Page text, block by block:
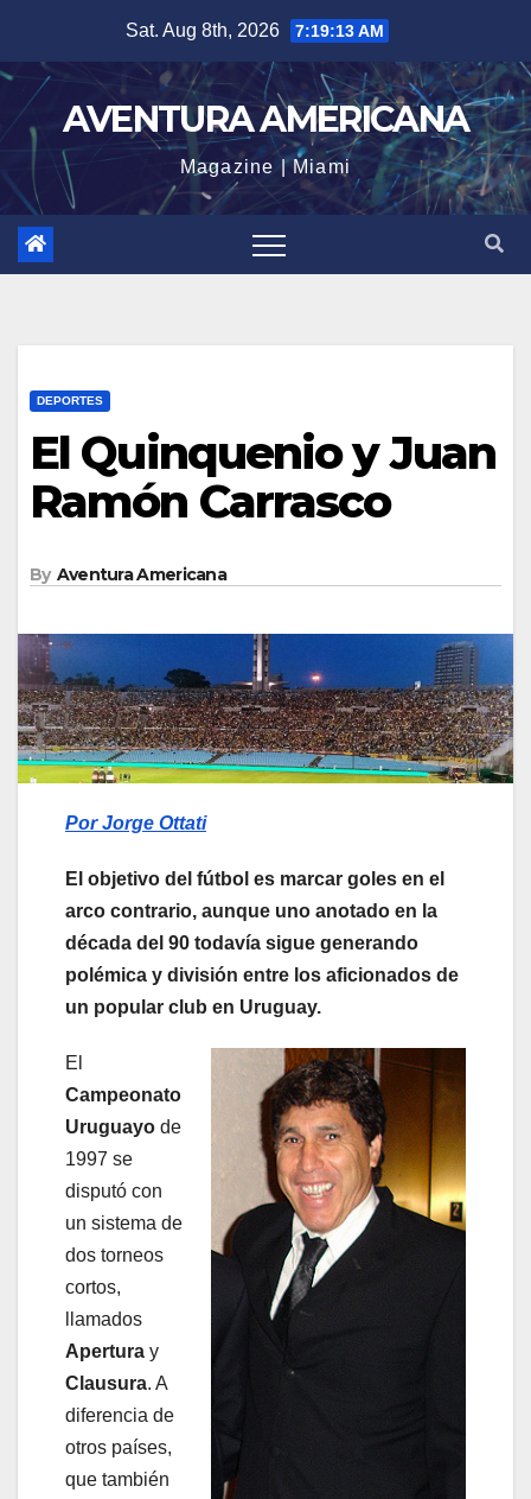
content
Sat. Aug 8th, 2026 7:19:14 AM
AVENTURA AMERICANA
Magazine | Miami
DEPORTES
El Quinquenio y Juan
Ramón Carrasco
By Aventura Americana
Por Jorge Ottati
El objetivo del fútbol es marcar goles en el
arco contrario, aunque uno anotado en la
década del 90 todavía sigue generando
polémica y división entre los aficionados de
un popular club en Uruguay.
El
Campeonato
Uruguayo de
1997 se
disputó con
un sistema de
dos torneos
cortos,
llamados
Apertura y
Clausura. A
diferencia de
otros países,
que también